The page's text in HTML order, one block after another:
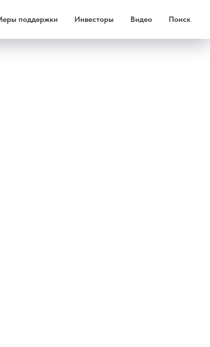
поддержки Инвесторы Видео Поиск